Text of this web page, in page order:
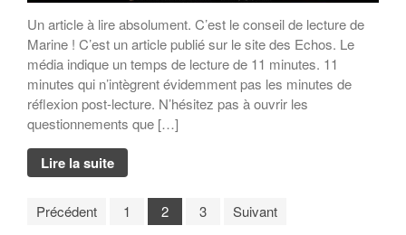
Un article à lire absolument. C’est le conseil de lecture de
Marine ! C’est un article publié sur le site des Echos. Le
média indique un temps de lecture de 11 minutes. 11
minutes qui n’intègrent évidemment pas les minutes de
réflexion post-lecture. N’hésitez pas à ouvrir les
questionnements que […]
Lire la suite
Précédent 1 2 3 Suivant